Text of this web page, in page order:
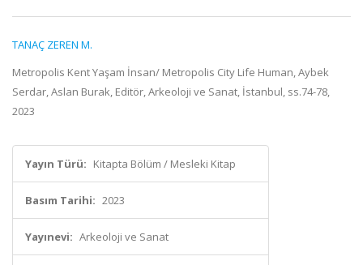
TANAÇ ZEREN M.
Metropolis Kent Yaşam İnsan/ Metropolis City Life Human, Aybek
Serdar, Aslan Burak, Editör, Arkeoloji ve Sanat, İstanbul, ss.74-78,
2023
Yayın Türü: Kitapta Bölüm / Mesleki Kitap
Basım Tarihi: 2023
Yayınevi: Arkeoloji ve Sanat